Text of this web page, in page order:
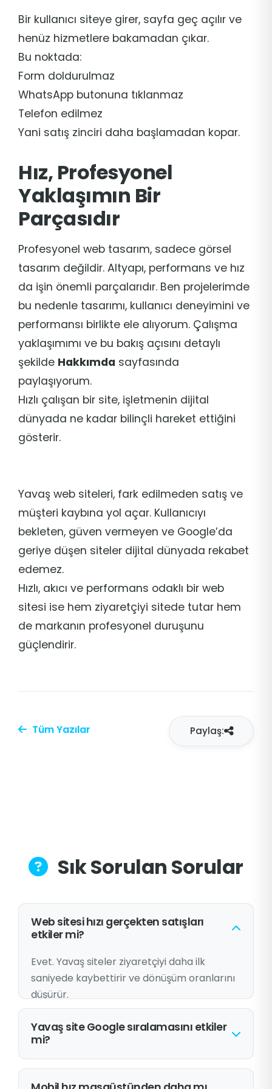
Bir kullanıcı siteye girer, sayfa geç açılır ve
henüz hizmetlere bakamadan çıkar.
Bu noktada:
Form doldurulmaz
WhatsApp butonuna tıklanmaz
Telefon edilmez
Yani satış zinciri daha başlamadan kopar.
Hız, Profesyonel
Yaklaşımın Bir
Parçasıdır
Profesyonel web tasarım, sadece görsel
tasarım değildir. Altyapı, performans ve hız
da işin önemli parçalarıdır. Ben projelerimde
bu nedenle tasarımı, kullanıcı deneyimini ve
performansı birlikte ele alıyorum. Çalışma
yaklaşımımı ve bu bakış açısını detaylı
şekilde Hakkımda sayfasında
paylaşıyorum.
Hızlı çalışan bir site, işletmenin dijital
dünyada ne kadar bilinçli hareket ettiğini
gösterir.
Yavaş web siteleri, fark edilmeden satış ve
müşteri kaybına yol açar. Kullanıcıyı
bekleten, güven vermeyen ve Google’da
geriye düşen siteler dijital dünyada rekabet
edemez.
Hızlı, akıcı ve performans odaklı bir web
sitesi ise hem ziyaretçiyi sitede tutar hem
de markanın profesyonel duruşunu
güçlendirir.
Tüm Yazılar Paylaş:
Sık Sorulan Sorular
Web sitesi hızı gerçekten satışları
etkiler mi?
Evet. Yavaş siteler ziyaretçiyi daha ilk
saniyede kaybettirir ve dönüşüm oranlarını
düşürür.
Yavaş site Google sıralamasını etkiler
mi?
Evet. Google hız faktörünü sıralama kriteri
olarak kullanır.